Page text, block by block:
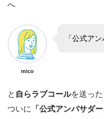
へ
mico
「公式ア
と 自らラブコールを送っ
ついに
「公式アンバサダー